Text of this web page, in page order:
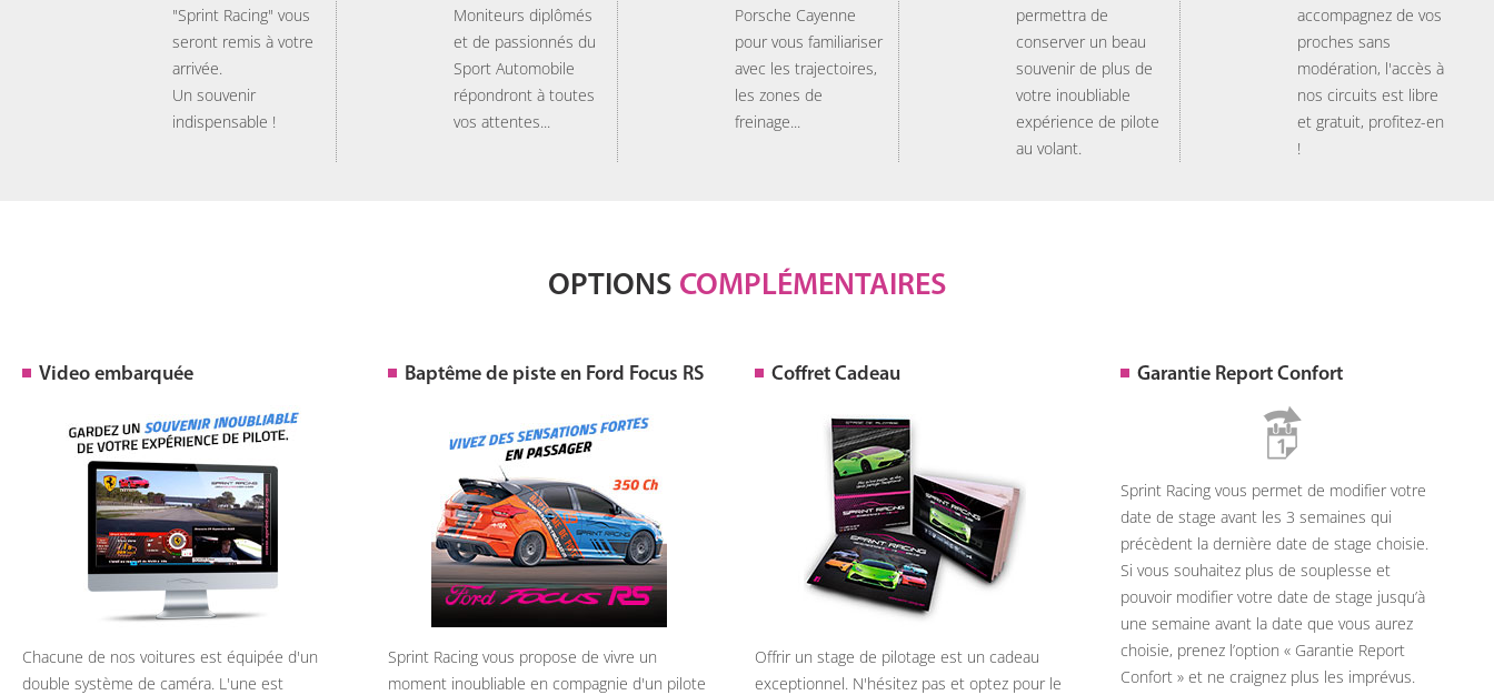
"Sprint Racing" vous
seront remis à votre
arrivée.
Un souvenir
indispensable !
Moniteurs diplômés
et de passionnés du
Sport Automobile
répondront à toutes
vos attentes...
Porsche Cayenne
pour vous familiariser
avec les trajectoires,
les zones de
freinage...
permettra de
conserver un beau
souvenir de plus de
votre inoubliable
expérience de pilote
au volant.
accompagnez de vos
proches sans
modération, l'accès à
nos circuits est libre
et gratuit, profitez-en
!
OPTIONS COMPLÉMENTAIRES
Video embarquée
Chacune de nos voitures est équipée d'un
double système de caméra. L'une est
Baptême de piste en Ford Focus RS
Sprint Racing vous propose de vivre un
moment inoubliable en compagnie d'un pilote
Coffret Cadeau
Offrir un stage de pilotage est un cadeau
exceptionnel. N'hésitez pas et optez pour le
Garantie Report Confort
Sprint Racing vous permet de modifier votre
date de stage avant les 3 semaines qui
précèdent la dernière date de stage choisie.
Si vous souhaitez plus de souplesse et
pouvoir modifier votre date de stage jusqu’à
une semaine avant la date que vous aurez
choisie, prenez l’option « Garantie Report
Confort » et ne craignez plus les imprévus.